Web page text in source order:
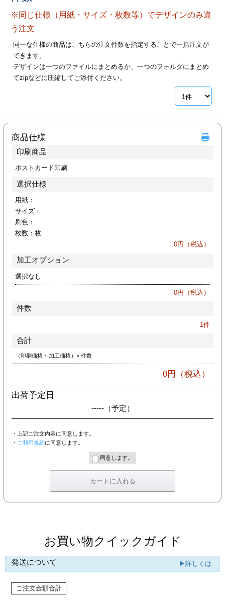
印刷
リーブ印刷
加工
印刷
ァイル印刷
印刷
リーブ
ー印刷
※同じ仕様（用紙・サイズ・枚数等）でデザインのみ違
う注文
同一な仕様の商品はこちらの注文件数を指定することで一括注文が
できます。
デザインは一つのファイルにまとめるか、一つのフォルダにまとめ
てzipなどに圧縮してご添付ください。
商品仕様
印刷商品
ポストカード印刷
選択仕様
用紙：
サイズ：
刷色：
枚数： 枚
0円（税込）
加工オプション
選択なし
0円（税込）
件数
1件
合計
（印刷価格 + 加工価格）× 件数
0円（税込）
出荷予定日
-----（予定）
・上記ご注文内容に同意します。
・ ご利用規約に同意します。
同意します。
お買い物クイックガイド
発送について ▶詳しくは
ご注文金額合計